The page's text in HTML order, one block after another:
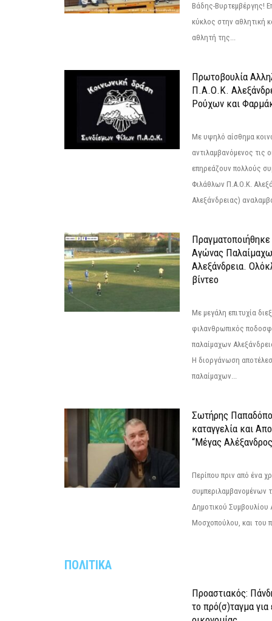
Βάδης-Βυρτεμβέργης!
κύκλος στην αθλητική
αθλητή της...
Πρωτοβουλία
Π.Α.Ο.Κ.
Ρούχων και
Με υψηλό αίσθημα
αντιλαμβανόμενος τις
επηρεάζουν πολλούς
Φιλάθλων Π.Α.Ο.Κ.
Αλεξάνδρειας)
Αγώνας
Αλεξάνδρεια.
βίντεο
Με μεγάλη επιτυχία
φιλανθρωπικός
παλαίμαχων
Η διοργάνωση
παλαίμαχων...
Σωτήρης
καταγγελία και
“Μέγας
Περίπου πριν από ένα
συμπεριλαμβανομένων
Δημοτικού Συμβουλίου
Μοσχοπούλου, και του
ΠΟΛΙΤΙΚΑ
Προαστιακός:
το πρό(σ)ταγμα για